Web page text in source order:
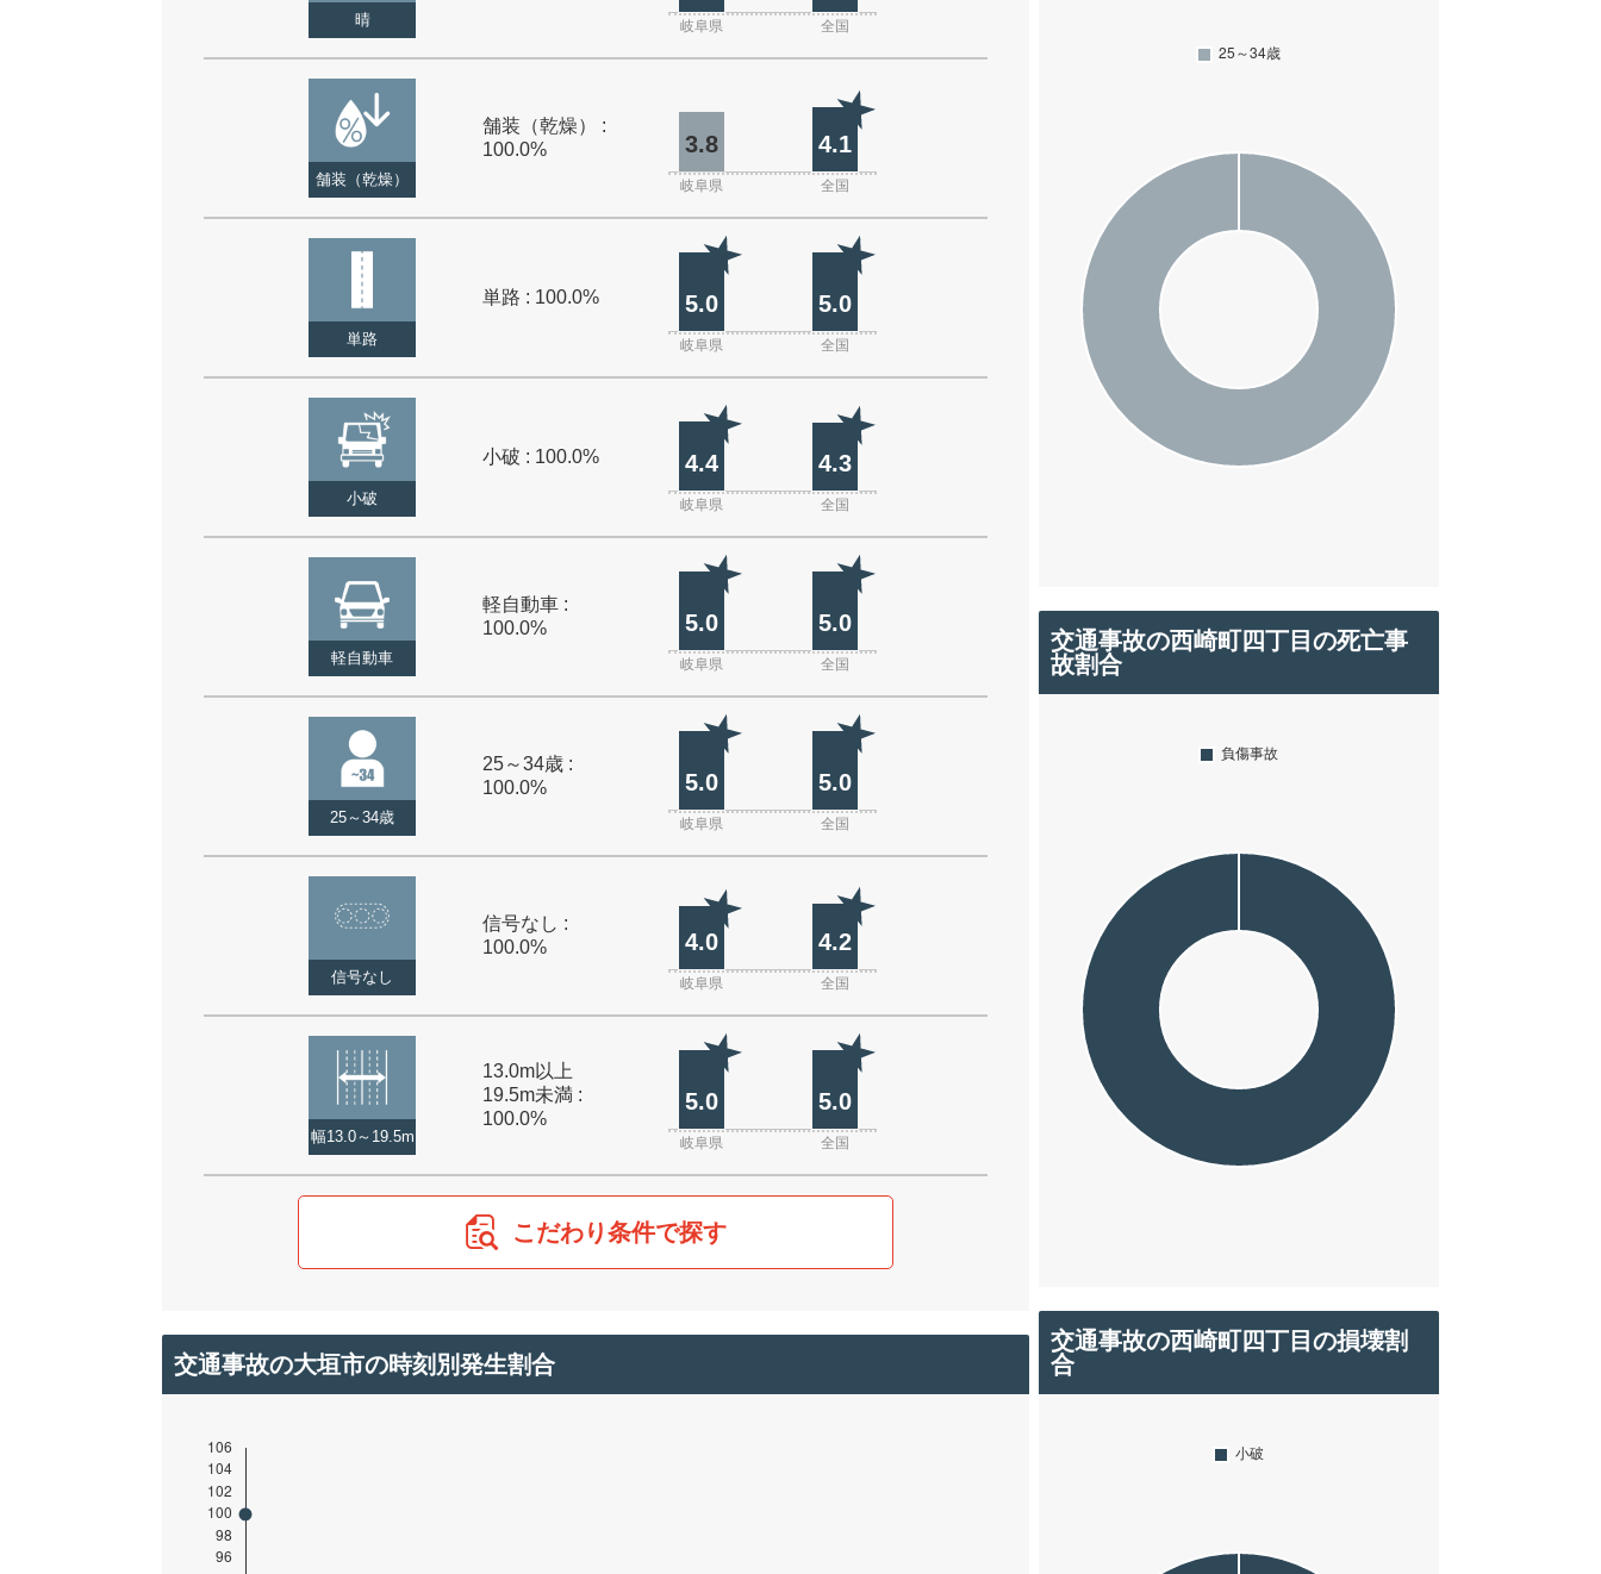
晴 岐阜県 全国
舗装（乾燥）
舗装（乾燥） :
100.0%
3.8 4.1
岐阜県 全国
単路
単路 : 100.0% 5.0 5.0
岐阜県 全国
小破
小破 : 100.0% 4.4 4.3
岐阜県 全国
軽自動車
軽自動車 :
100.0%
5.0 5.0
岐阜県 全国
25～34歳
25～34歳 :
100.0%
5.0 5.0
岐阜県 全国
信号なし
信号なし :
100.0%
4.0 4.2
岐阜県 全国
幅13.0～19.5m
13.0m以上
19.5m未満 :
100.0%
5.0 5.0
岐阜県 全国
こだわり条件で探す
交通事故の大垣市の時刻別発生割合
交通事故の西崎町四丁目の死亡事
故割合
交通事故の西崎町四丁目の損壊割
合